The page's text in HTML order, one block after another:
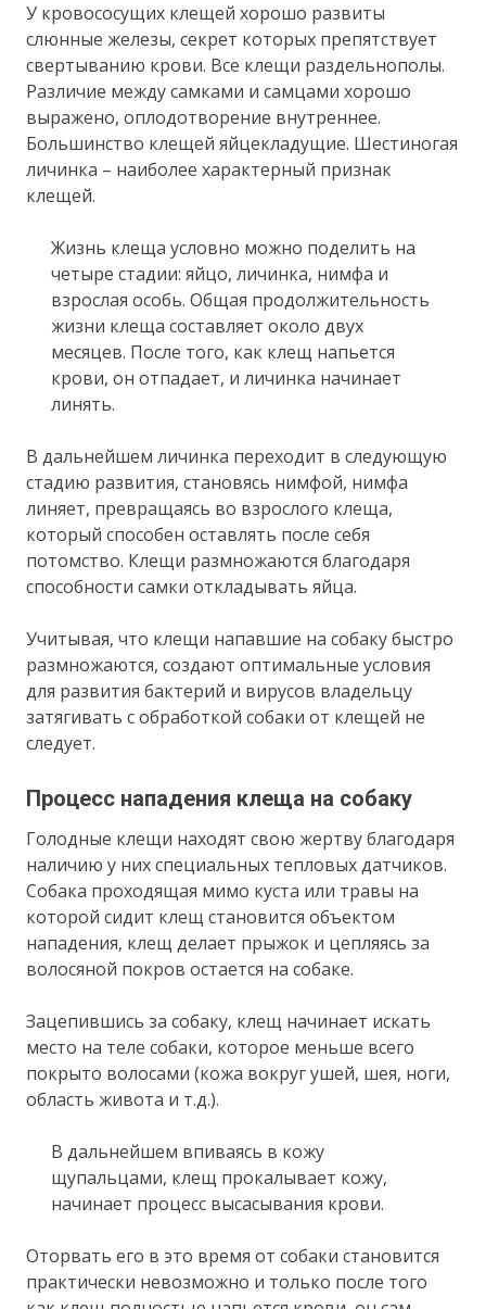
У кровососущих клещей хорошо развиты
слюнные железы, секрет которых препятствует
свертыванию крови. Все клещи раздельнополы.
Различие между самками и самцами хорошо
выражено, оплодотворение внутреннее.
Большинство клещей яйцекладущие. Шестиногая
личинка – наиболее характерный признак
клещей.
Жизнь клеща условно можно поделить на
четыре стадии: яйцо, личинка, нимфа и
взрослая особь. Общая продолжительность
жизни клеща составляет около двух
месяцев. После того, как клещ напьется
крови, он отпадает, и личинка начинает
линять.
В дальнейшем личинка переходит в следующую
стадию развития, становясь нимфой, нимфа
линяет, превращаясь во взрослого клеща,
который способен оставлять после себя
потомство. Клещи размножаются благодаря
способности самки откладывать яйца.
Учитывая, что клещи напавшие на собаку быстро
размножаются, создают оптимальные условия
для развития бактерий и вирусов владельцу
затягивать с обработкой собаки от клещей не
следует.
Процесс нападения клеща на собаку
Голодные клещи находят свою жертву благодаря
наличию у них специальных тепловых датчиков.
Собака проходящая мимо куста или травы на
которой сидит клещ становится объектом
нападения, клещ делает прыжок и цепляясь за
волосяной покров остается на собаке.
Зацепившись за собаку, клещ начинает искать
место на теле собаки, которое меньше всего
покрыто волосами (кожа вокруг ушей, шея, ноги,
область живота и т.д.).
В дальнейшем впиваясь в кожу
щупальцами, клещ прокалывает кожу,
начинает процесс высасывания крови.
Оторвать его в это время от собаки становится
практически невозможно и только после того